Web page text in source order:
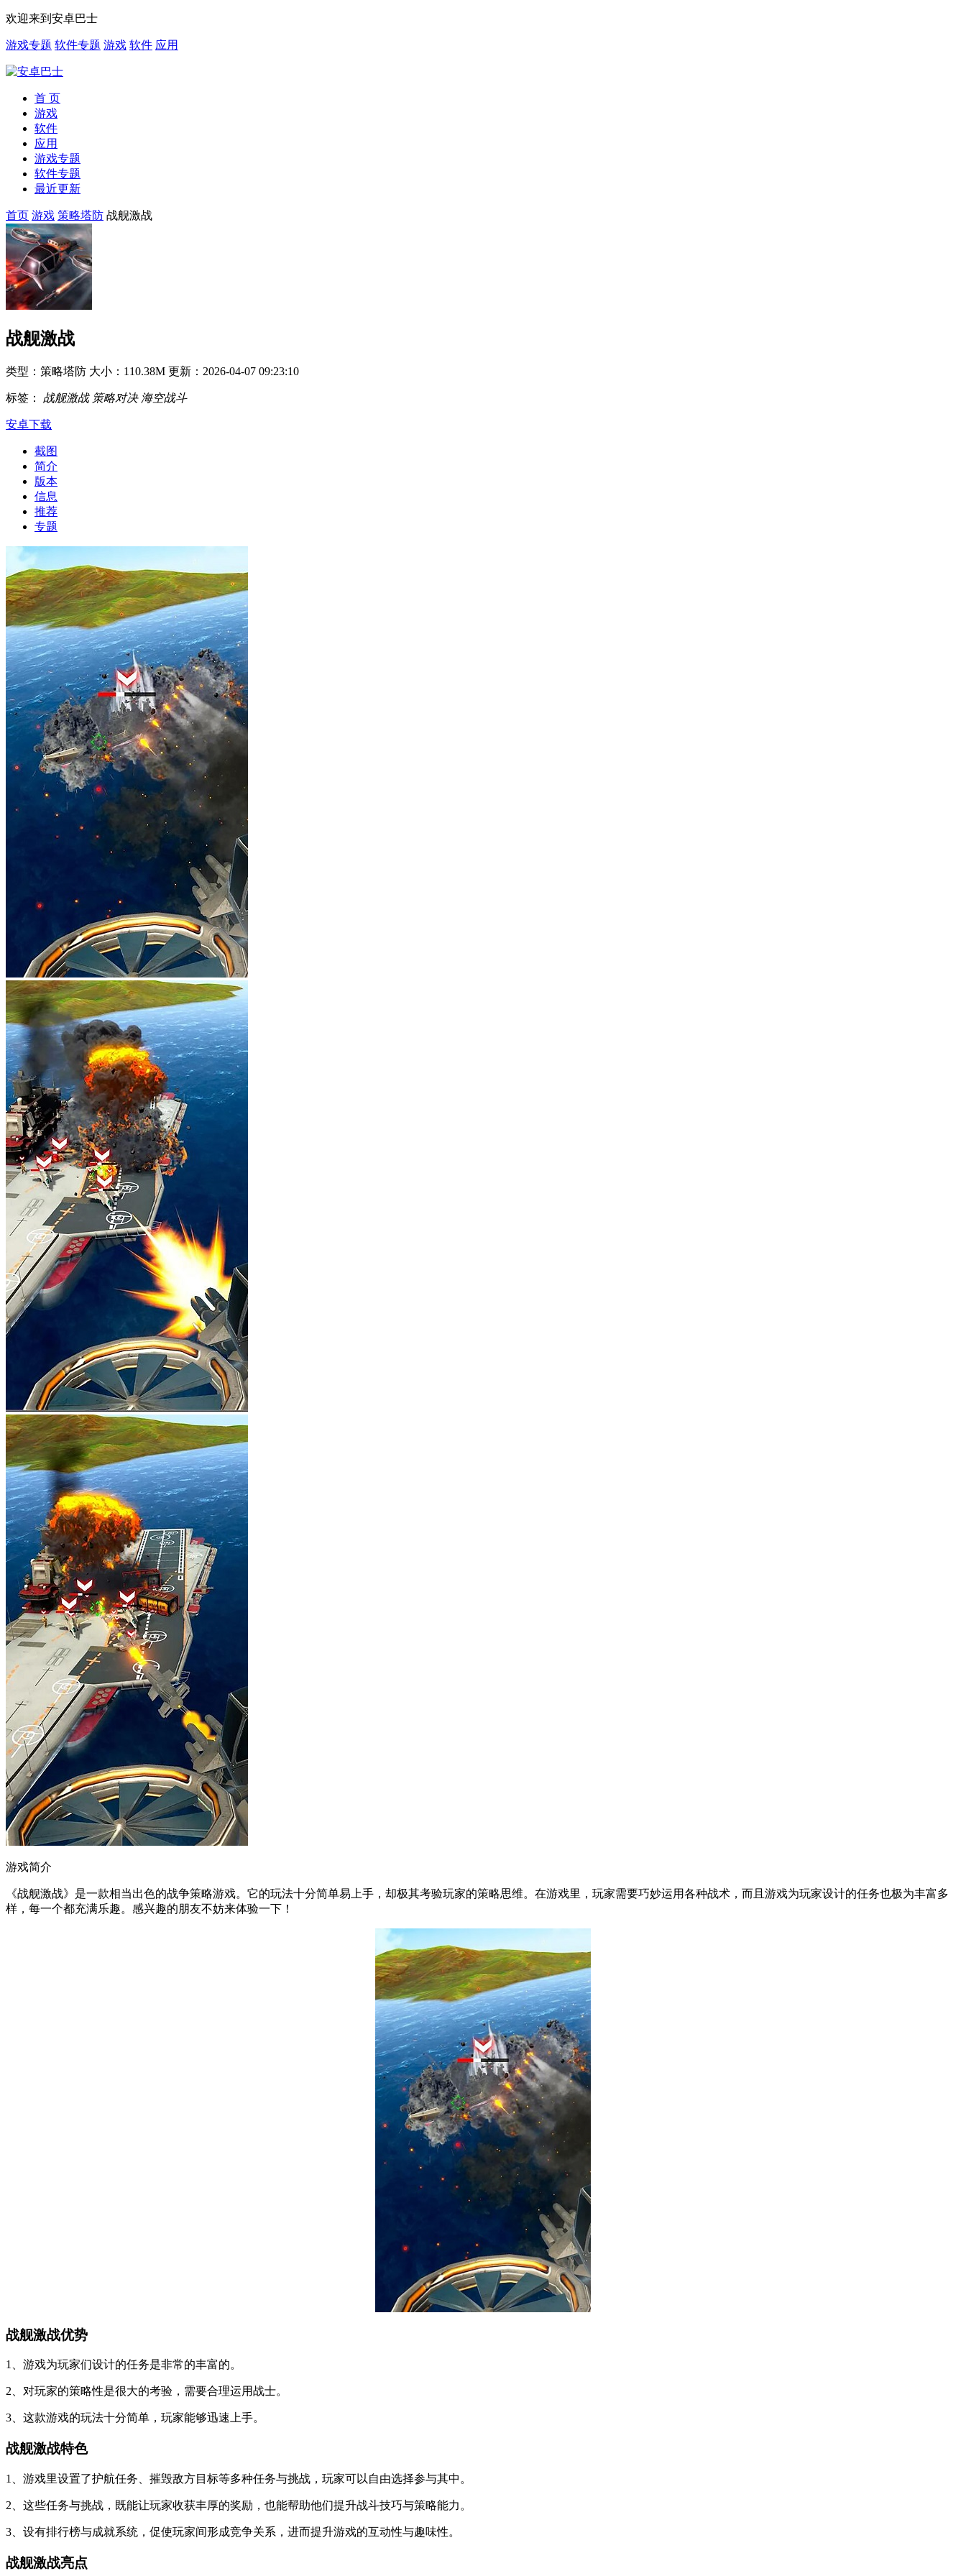
欢迎来到安卓巴士
游戏专题 软件专题 游戏 软件 应用
首 页
游戏
软件
应用
游戏专题
软件专题
最近更新
首页 游戏 策略塔防 战舰激战
战舰激战
类型：策略塔防 大小：110.38M 更新：2026-04-07 09:23:10
标签： 战舰激战 策略对决 海空战斗
安卓下载
截图
简介
版本
信息
推荐
专题
游戏简介
《战舰激战》是一款相当出色的战争策略游戏。它的玩法十分简单易上手，却极其考验玩家的策略思维。在游戏里，玩家需要巧妙运用各种战术，而且游戏为玩家设计的任务也极为丰富多
样，每一个都充满乐趣。感兴趣的朋友不妨来体验一下！
战舰激战优势
1、游戏为玩家们设计的任务是非常的丰富的。
2、对玩家的策略性是很大的考验，需要合理运用战士。
3、这款游戏的玩法十分简单，玩家能够迅速上手。
战舰激战特色
1、游戏里设置了护航任务、摧毁敌方目标等多种任务与挑战，玩家可以自由选择参与其中。
2、这些任务与挑战，既能让玩家收获丰厚的奖励，也能帮助他们提升战斗技巧与策略能力。
3、设有排行榜与成就系统，促使玩家间形成竞争关系，进而提升游戏的互动性与趣味性。
战舰激战亮点